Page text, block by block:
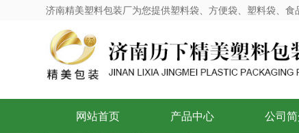
济南精美塑料包装厂为您提供塑料袋、方便袋、塑料袋、
网站首页 产品中心 公司